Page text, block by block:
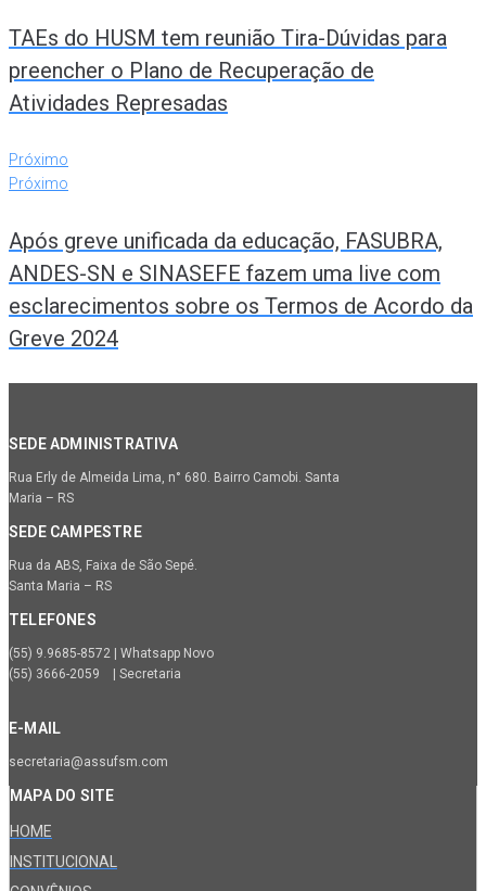
TAEs do HUSM tem reunião Tira-Dúvidas para
preencher o Plano de Recuperação de
Atividades Represadas
Próximo
Próximo
Após greve unificada da educação, FASUBRA,
ANDES-SN e SINASEFE fazem uma live com
esclarecimentos sobre os Termos de Acordo da
Greve 2024
SEDE ADMINISTRATIVA
Rua Erly de Almeida Lima, n° 680. Bairro Camobi. Santa
Maria – RS
SEDE CAMPESTRE
Rua da ABS, Faixa de São Sepé.
Santa Maria – RS
TELEFONES
(55) 9.9685-8572 | Whatsapp Novo
(55) 3666-2059 | Secretaria
E-MAIL
secretaria@assufsm.com
MAPA DO SITE
HOME
INSTITUCIONAL